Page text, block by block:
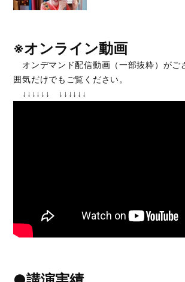
※オンライン動画
オンデマンド配信動画（一部抜粋）がご
囲気だけでもご覧ください。
↓↓↓↓↓↓ ↓↓↓↓↓↓